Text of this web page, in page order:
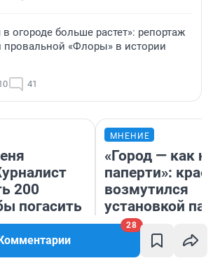
28
огороде больше растет»: репортаж
провальной «Флоры» в истории
41
200
погасить
домой
МНЕНИЕ
«Город — как
паперти»:
возмутился
установкой
Высоцкому в